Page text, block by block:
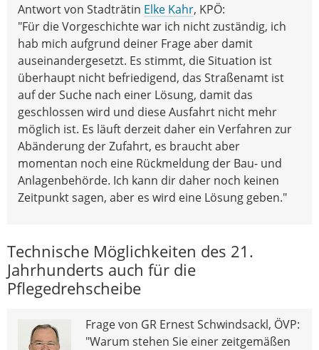
Antwort von Stadträtin Elke Kahr, KPÖ:
"Für die Vorgeschichte war ich nicht zuständig, ich
hab mich aufgrund deiner Frage aber damit
auseinandergesetzt. Es stimmt, die Situation ist
überhaupt nicht befriedigend, das Straßenamt ist
auf der Suche nach einer Lösung, damit das
geschlossen wird und diese Ausfahrt nicht mehr
möglich ist. Es läuft derzeit daher ein Verfahren zur
Abänderung der Zufahrt, es braucht aber
momentan noch eine Rückmeldung der Bau- und
Anlagenbehörde. Ich kann dir daher noch keinen
Zeitpunkt sagen, aber es wird eine Lösung geben."
Technische Möglichkeiten des 21.
Jahrhunderts auch für die
Pflegedrehscheibe
Frage von GR Ernest Schwindsackl, ÖVP:
"Warum stehen Sie einer zeitgemäßen